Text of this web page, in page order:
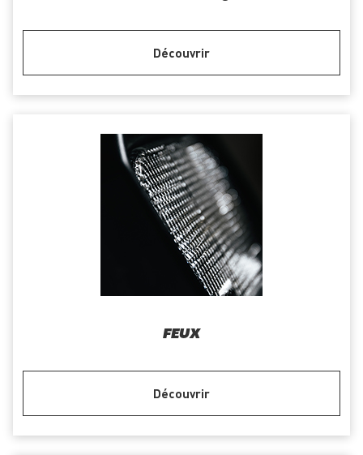
Découvrir
FEUX
Découvrir